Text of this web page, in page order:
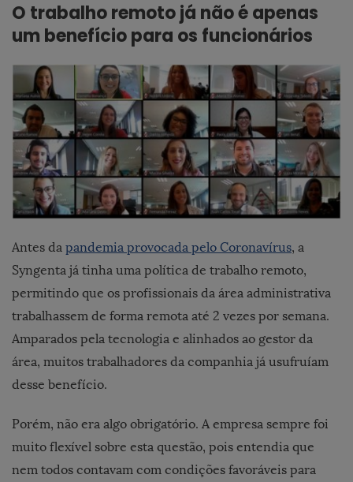
O trabalho remoto já não é apenas
um benefício para os funcionários
Antes da pandemia provocada pelo Coronavírus, a
Syngenta já tinha uma política de trabalho remoto,
permitindo que os profissionais da área administrativa
trabalhassem de forma remota até 2 vezes por semana.
Amparados pela tecnologia e alinhados ao gestor da
área, muitos trabalhadores da companhia já usufruíam
desse benefício.
Porém, não era algo obrigatório. A empresa sempre foi
muito flexível sobre esta questão, pois entendia que
nem todos contavam com condições favoráveis para